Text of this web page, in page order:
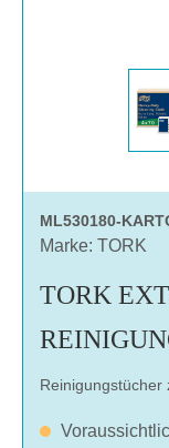
ML530180-
Marke: TORK
TORK
Reinigungstücher